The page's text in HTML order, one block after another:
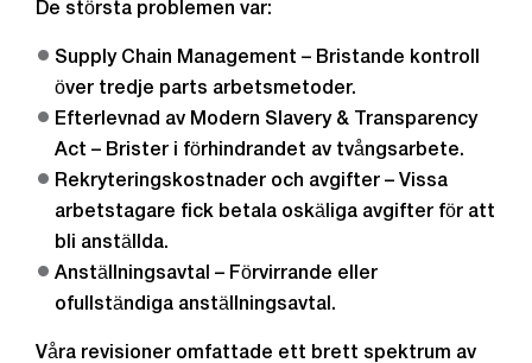
De största problemen var:
Supply Chain Management – Bristande kontroll
över tredje parts arbetsmetoder.
Efterlevnad av Modern Slavery & Transparency
Act – Brister i förhindrandet av tvångsarbete.
Rekryteringskostnader och avgifter – Vissa
arbetstagare fick betala oskäliga avgifter för att
bli anställda.
Anställningsavtal – Förvirrande eller
ofullständiga anställningsavtal.
Våra revisioner omfattade ett brett spektrum av